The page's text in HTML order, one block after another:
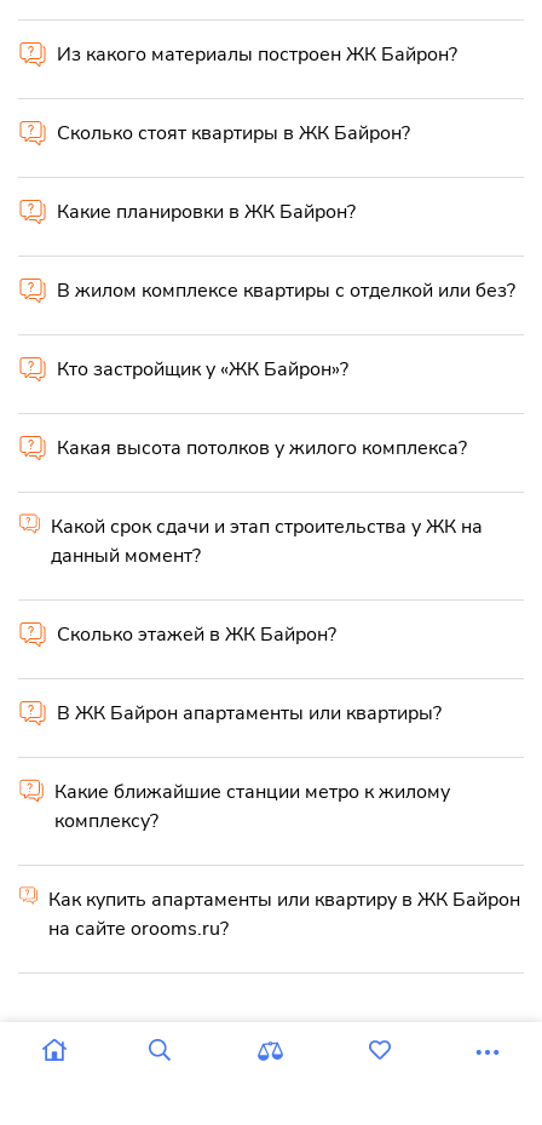
Из какого материалы построен ЖК Байрон?
Сколько стоят квартиры в ЖК Байрон?
Какие планировки в ЖК Байрон?
В жилом комплексе квартиры с отделкой или без?
Кто застройщик у «ЖК Байрон»?
Какая высота потолков у жилого комплекса?
Какой срок сдачи и этап строительства у ЖК на
данный момент?
Сколько этажей в ЖК Байрон?
В ЖК Байрон апартаменты или квартиры?
Какие ближайшие станции метро к жилому
комплексу?
Как купить апартаменты или квартиру в ЖК Байрон
на сайте orooms.ru?